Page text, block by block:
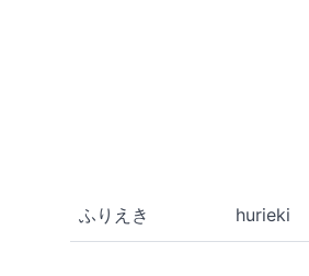
ふりえき hurieki